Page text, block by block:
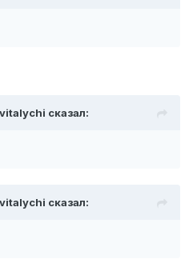
сказал:
сказал: